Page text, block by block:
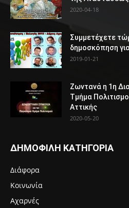
2020-04-18
Συμμετέχετε
δημοσκόπηση
2019-01-21
Ζωντανά η 1η
Τμήμα
Αττικής
2020-05-20
ΔΗΜΟΦΙΛΗ ΚΑΤΗΓΟΡΙΑ
Διάφορα
Κοινωνία
Αχαρνές